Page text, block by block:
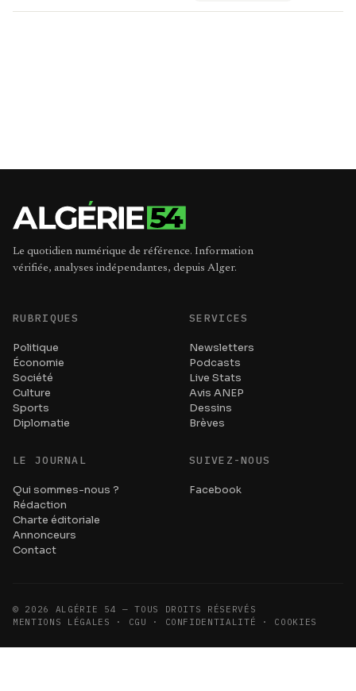
Le quotidien numérique de référence. Information
vérifiée, analyses indépendantes, depuis Alger.
RUBRIQUES
Politique
Économie
Société
Culture
Sports
Diplomatie
SERVICES
Newsletters
Podcasts
Live Stats
Avis ANEP
Dessins
Brèves
LE JOURNAL
Qui sommes-nous ?
Rédaction
Charte éditoriale
Annonceurs
Contact
SUIVEZ-NOUS
Facebook
© 2026
ALGÉRIE 54 — TOUS DROITS RÉSERVÉS
MENTIONS LÉGALES · CGU · CONFIDENTIALITÉ · COOKIES